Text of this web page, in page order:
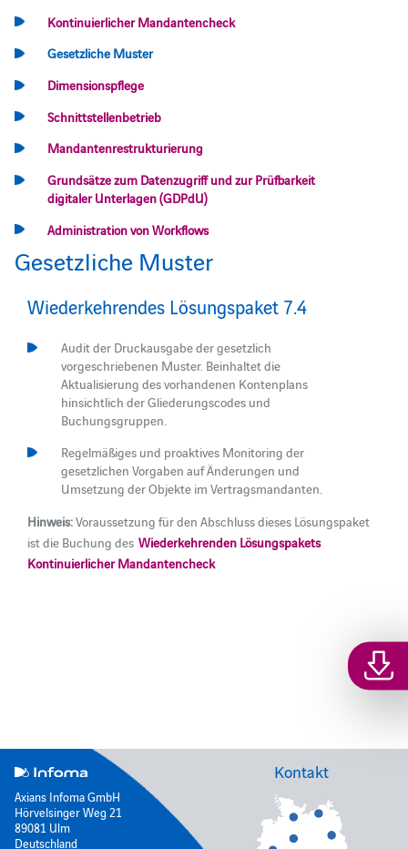
Kontinuierlicher Mandantencheck
Gesetzliche Muster
Dimensionspflege
Schnittstellenbetrieb
Mandantenrestrukturierung
Grundsätze zum Datenzugriff und zur Prüfbarkeit
digitaler Unterlagen (GDPdU)
Administration von Workflows
Gesetzliche Muster
Wiederkehrendes Lösungspaket 7.4
Audit der Druckausgabe der gesetzlich
vorgeschriebenen Muster. Beinhaltet die
Aktualisierung des vorhandenen Kontenplans
hinsichtlich der Gliederungscodes und
Buchungsgruppen.
Regelmäßiges und proaktives Monitoring der
gesetzlichen Vorgaben auf Änderungen und
Umsetzung der Objekte im Vertragsmandanten.​​​​​​​
Hinweis:Voraussetzung für den Abschluss dieses Lösungspaket
ist die Buchung desWiederkehrenden Lösungspakets
Kontinuierlicher Mandantencheck
Axians Infoma GmbH
Hörvelsinger Weg 21
89081 Ulm
Deutschland
Kontakt